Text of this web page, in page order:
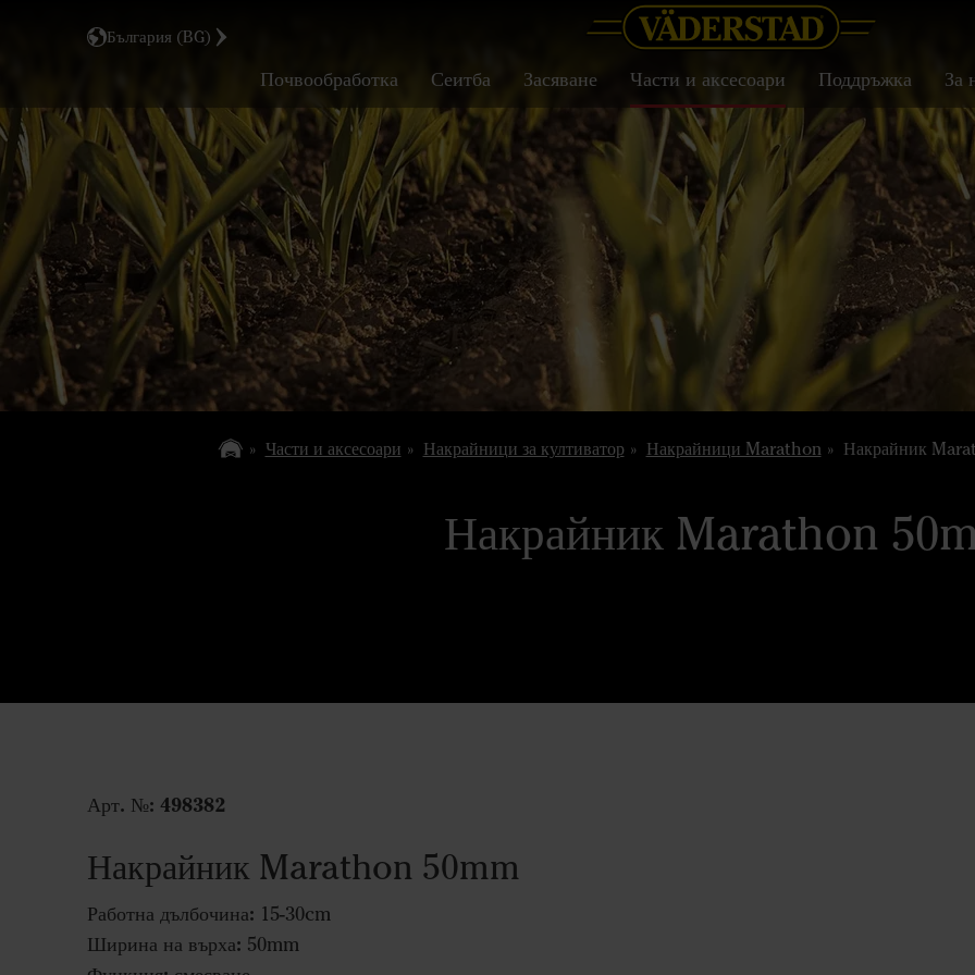
България (BG)
Почвообработка Сеитба Засяване Части и аксесоари Поддръжка За
Части и аксесоари Накрайници за култиватор Накрайници Marathon Накрайник
Накрайник Marathon
Арт. №: 498382
Накрайник Marathon 50mm
Работна дълбочина: 15-30cm
Ширина на върха: 50mm